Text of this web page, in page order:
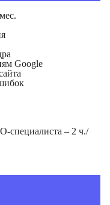
Google
специалиста – 2 ч./